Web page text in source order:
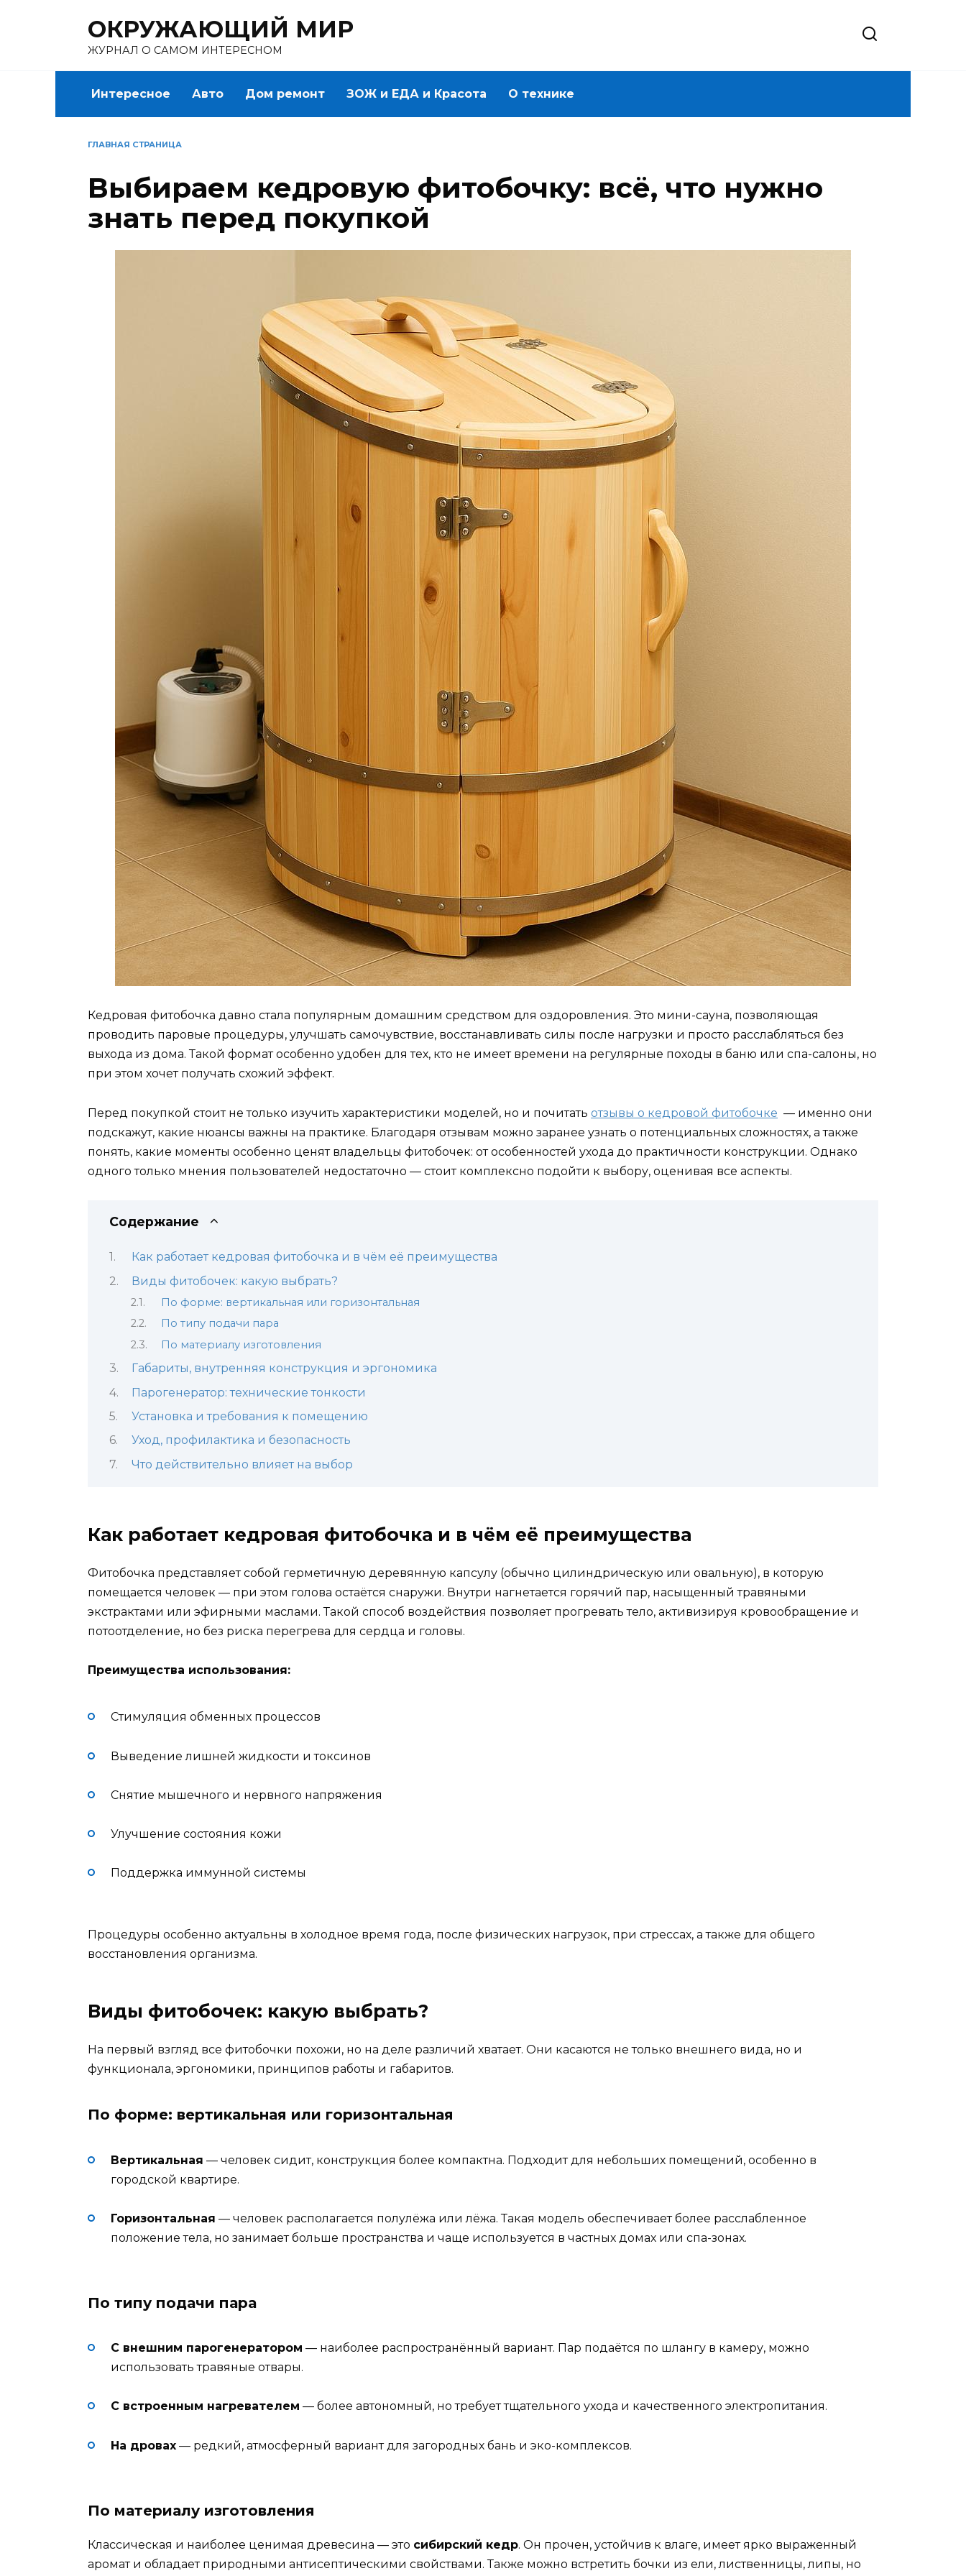
ОКРУЖАЮЩИЙ МИР
ЖУРНАЛ О САМОМ ИНТЕРЕСНОМ
Интересное Авто Дом ремонт ЗОЖ и ЕДА и Красота О технике
ГЛАВНАЯ СТРАНИЦА
Выбираем кедровую фитобочку: всё, что нужно
знать перед покупкой
Кедровая фитобочка давно стала популярным домашним средством для оздоровления. Это мини-сауна, позволяющая
проводить паровые процедуры, улучшать самочувствие, восстанавливать силы после нагрузки и просто расслабляться без
выхода из дома. Такой формат особенно удобен для тех, кто не имеет времени на регулярные походы в баню или спа-салоны, но
при этом хочет получать схожий эффект.
Перед покупкой стоит не только изучить характеристики моделей, но и почитать отзывы о кедровой фитобочке — именно они
подскажут, какие нюансы важны на практике. Благодаря отзывам можно заранее узнать о потенциальных сложностях, а также
понять, какие моменты особенно ценят владельцы фитобочек: от особенностей ухода до практичности конструкции. Однако
одного только мнения пользователей недостаточно — стоит комплексно подойти к выбору, оценивая все аспекты.
Содержание
Как работает кедровая фитобочка и в чём её преимущества
Виды фитобочек: какую выбрать?
По форме: вертикальная или горизонтальная
По типу подачи пара
По материалу изготовления
Габариты, внутренняя конструкция и эргономика
Парогенератор: технические тонкости
Установка и требования к помещению
Уход, профилактика и безопасность
Что действительно влияет на выбор
Как работает кедровая фитобочка и в чём её преимущества
Фитобочка представляет собой герметичную деревянную капсулу (обычно цилиндрическую или овальную), в которую
помещается человек — при этом голова остаётся снаружи. Внутри нагнетается горячий пар, насыщенный травяными
экстрактами или эфирными маслами. Такой способ воздействия позволяет прогревать тело, активизируя кровообращение и
потоотделение, но без риска перегрева для сердца и головы.
Преимущества использования:
Стимуляция обменных процессов
Выведение лишней жидкости и токсинов
Снятие мышечного и нервного напряжения
Улучшение состояния кожи
Поддержка иммунной системы
Процедуры особенно актуальны в холодное время года, после физических нагрузок, при стрессах, а также для общего
восстановления организма.
Виды фитобочек: какую выбрать?
На первый взгляд все фитобочки похожи, но на деле различий хватает. Они касаются не только внешнего вида, но и
функционала, эргономики, принципов работы и габаритов.
По форме: вертикальная или горизонтальная
Вертикальная — человек сидит, конструкция более компактна. Подходит для небольших помещений, особенно в
городской квартире.
Горизонтальная — человек располагается полулёжа или лёжа. Такая модель обеспечивает более расслабленное
положение тела, но занимает больше пространства и чаще используется в частных домах или спа-зонах.
По типу подачи пара
С внешним парогенератором — наиболее распространённый вариант. Пар подаётся по шлангу в камеру, можно
использовать травяные отвары.
С встроенным нагревателем — более автономный, но требует тщательного ухода и качественного электропитания.
На дровах — редкий, атмосферный вариант для загородных бань и эко-комплексов.
По материалу изготовления
Классическая и наиболее ценимая древесина — это сибирский кедр. Он прочен, устойчив к влаге, имеет ярко выраженный
аромат и обладает природными антисептическими свойствами. Также можно встретить бочки из ели, лиственницы, липы, но